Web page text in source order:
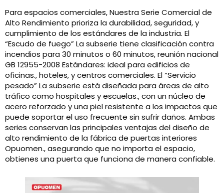
Para espacios comerciales, Nuestra Serie Comercial de
Alto Rendimiento prioriza la durabilidad, seguridad, y
cumplimiento de los estándares de la industria. El
“Escudo de fuego” La subserie tiene clasificación contra
incendios para 30 minutos o 60 minutos, reunión nacional
GB 12955-2008 Estándares: ideal para edificios de
oficinas., hoteles, y centros comerciales. El “Servicio
pesado” La subserie está diseñada para áreas de alto
tráfico como hospitales y escuelas., con un núcleo de
acero reforzado y una piel resistente a los impactos que
puede soportar el uso frecuente sin sufrir daños. Ambas
series conservan las principales ventajas del diseño de
alto rendimiento de la fábrica de puertas interiores
Opuomen., asegurando que no importa el espacio,
obtienes una puerta que funciona de manera confiable.